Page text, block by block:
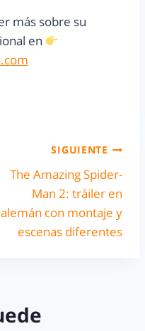
más sobre su
en
SIGUIENTE
The Amazing Spider-
Man 2: tráiler en
alemán con montaje y
escenas diferentes